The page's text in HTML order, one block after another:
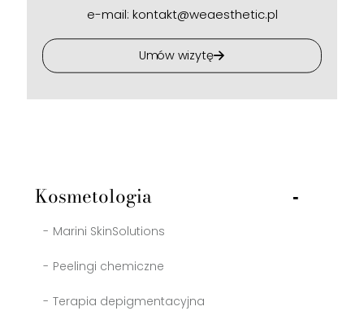
e-mail: kontakt@weaesthetic.pl
Umów wizytę
Kosmetologia
Marini SkinSolutions
Peelingi chemiczne
Terapia depigmentacyjna